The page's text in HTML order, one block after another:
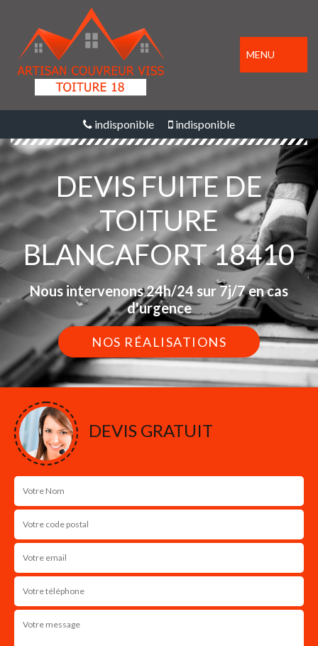
MENU
indisponible indisponible
DEVIS FUITE DE
TOITURE
BLANCAFORT 18410
Nous intervenons 24h/24 sur 7j/7 en cas
d'urgence
NOS RÉALISATIONS
DEVIS GRATUIT